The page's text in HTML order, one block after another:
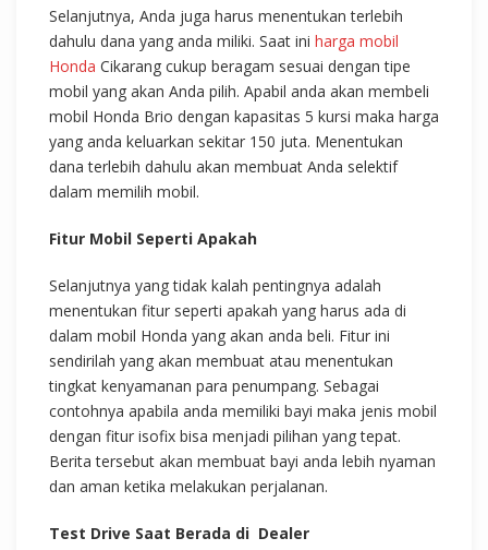
Selanjutnya, Anda juga harus menentukan terlebih
dahulu dana yang anda miliki. Saat ini harga mobil
Honda Cikarang cukup beragam sesuai dengan tipe
mobil yang akan Anda pilih. Apabil anda akan membeli
mobil Honda Brio dengan kapasitas 5 kursi maka harga
yang anda keluarkan sekitar 150 juta. Menentukan
dana terlebih dahulu akan membuat Anda selektif
dalam memilih mobil.
Fitur Mobil Seperti Apakah
Selanjutnya yang tidak kalah pentingnya adalah
menentukan fitur seperti apakah yang harus ada di
dalam mobil Honda yang akan anda beli. Fitur ini
sendirilah yang akan membuat atau menentukan
tingkat kenyamanan para penumpang. Sebagai
contohnya apabila anda memiliki bayi maka jenis mobil
dengan fitur isofix bisa menjadi pilihan yang tepat.
Berita tersebut akan membuat bayi anda lebih nyaman
dan aman ketika melakukan perjalanan.
Test Drive Saat Berada di Dealer